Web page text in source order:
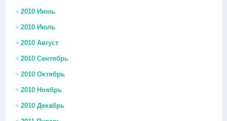
2010 Июнь
2010 Июль
2010 Август
2010 Сентябрь
2010 Октябрь
2010 Ноябрь
2010 Декабрь